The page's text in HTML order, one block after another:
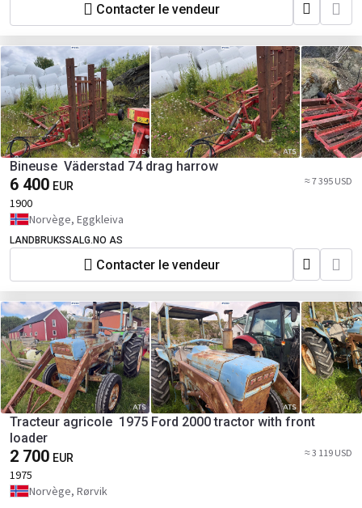
Contacter le vendeur
Bineuse Väderstad 74 drag harrow
6 400 EUR ≈ 7 395 USD
1900
Norvège, Eggkleiva
LANDBRUKSSALG.NO AS
Contacter le vendeur
Tracteur agricole 1975 Ford 2000 tractor with front
loader
2 700 EUR ≈ 3 119 USD
1975
Norvège, Rørvik